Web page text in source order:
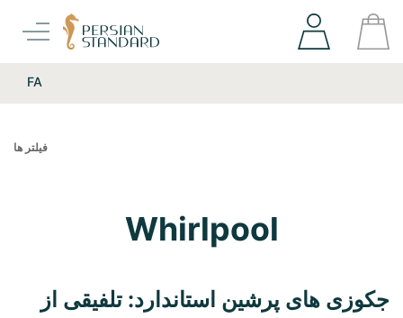
FA
فیلتر ها
Whirlpool
جکوزی های پرشین استاندارد: تلفیقی از